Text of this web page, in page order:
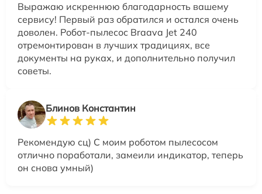
Выражаю искреннюю благодарность вашему
сервису! Первый раз обратился и остался очень
доволен. Робот-пылесос Braava Jet 240
отремонтирован в лучших традициях, все
документы на руках, и дополнительно получил
советы.
Блинов Константин
Рекомендую сц) С моим роботом пылесосом
отлично поработали, замеили индикатор, теперь
он снова умный)